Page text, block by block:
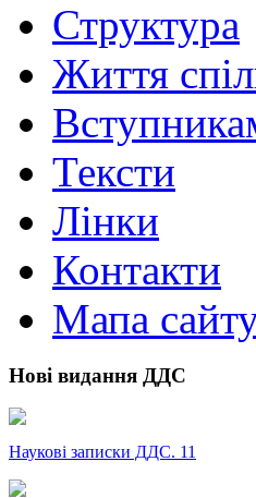
Структура
Життя
Тексти
Лінки
Контакти
Мапа
Нові видання ДДС
Наукові записки ДДС. 11